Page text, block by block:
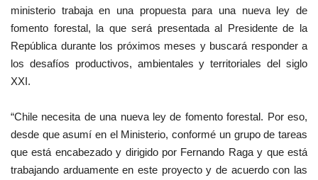
ministerio trabaja en una propuesta para una nueva ley de
fomento forestal, la que será presentada al Presidente de la
República durante los próximos meses y buscará responder a
los desafíos productivos, ambientales y territoriales del siglo
XXI.
“Chile necesita de una nueva ley de fomento forestal. Por eso,
desde que asumí en el Ministerio, conformé un grupo de tareas
que está encabezado y dirigido por Fernando Raga y que está
trabajando arduamente en este proyecto y de acuerdo con las